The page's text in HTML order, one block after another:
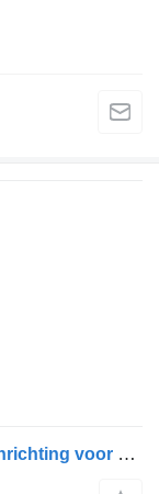
Mercedes-Benz LS3 / LS4 / LS5 stuurinrichting voor auto